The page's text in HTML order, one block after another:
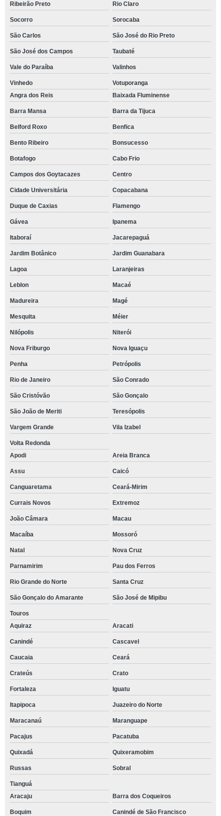
Ribeirão Preto Rio Claro
Socorro Sorocaba
São Carlos São José do Rio Preto
São José dos Campos Taubaté
Vale do Paraíba Valinhos
Vinhedo
Votuporanga
Angra dos Reis
Baixada Fluminense
Barra Mansa Barra da Tijuca
Belford Roxo Benfica
Bento Ribeiro Bonsucesso
Botafogo Cabo Frio
Campos dos Goytacazes Centro
Cidade Universitária Copacabana
Duque de Caxias Flamengo
Gávea Ipanema
Itaboraí Jacarepaguá
Jardim Botânico Jardim Guanabara
Lagoa Laranjeiras
Leblon Macaé
Madureira Magé
Mesquita Méier
Nilópolis Niterói
Nova Friburgo Nova Iguaçu
Penha Petrópolis
Rio de Janeiro São Conrado
São Cristóvão São Gonçalo
São João de Meriti Teresópolis
Vargem Grande Vila Izabel
Volta Redonda
Apodi
Areia Branca
Assu Caicó
Canguaretama Ceará-Mirim
Currais Novos Extremoz
João Câmara Macau
Macaíba Mossoró
Natal Nova Cruz
Parnamirim Pau dos Ferros
Rio Grande do Norte Santa Cruz
São Gonçalo do Amarante São José de Mipibu
Touros
Aquiraz
Aracati
Canindé Cascavel
Caucaia Ceará
Crateús Crato
Fortaleza Iguatu
Itapipoca Juazeiro do Norte
Maracanaú Maranguape
Pacajus Pacatuba
Quixadá Quixeramobim
Russas Sobral
Tianguá
Aracaju
Barra dos Coqueiros
Boquim Canindé de São Francisco